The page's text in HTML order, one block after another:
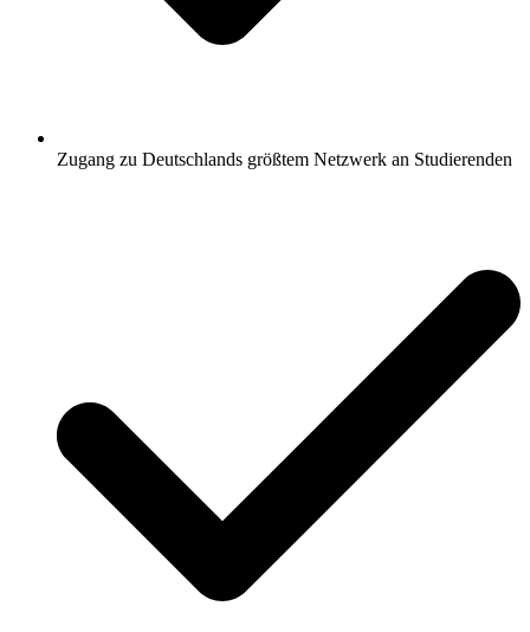
Zugang zu Deutschlands größtem Netzwerk an Studierenden